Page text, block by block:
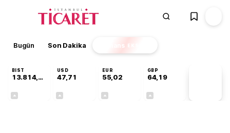
Bugün Son Dakika Finans EKSTRA
BIST
13.814,05
USD
47,71
EUR
55,02
GBP
64,19